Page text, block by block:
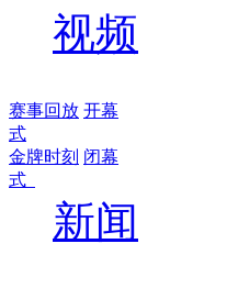
视频
赛事回放 开幕
式
金牌时刻 闭幕
式
新闻